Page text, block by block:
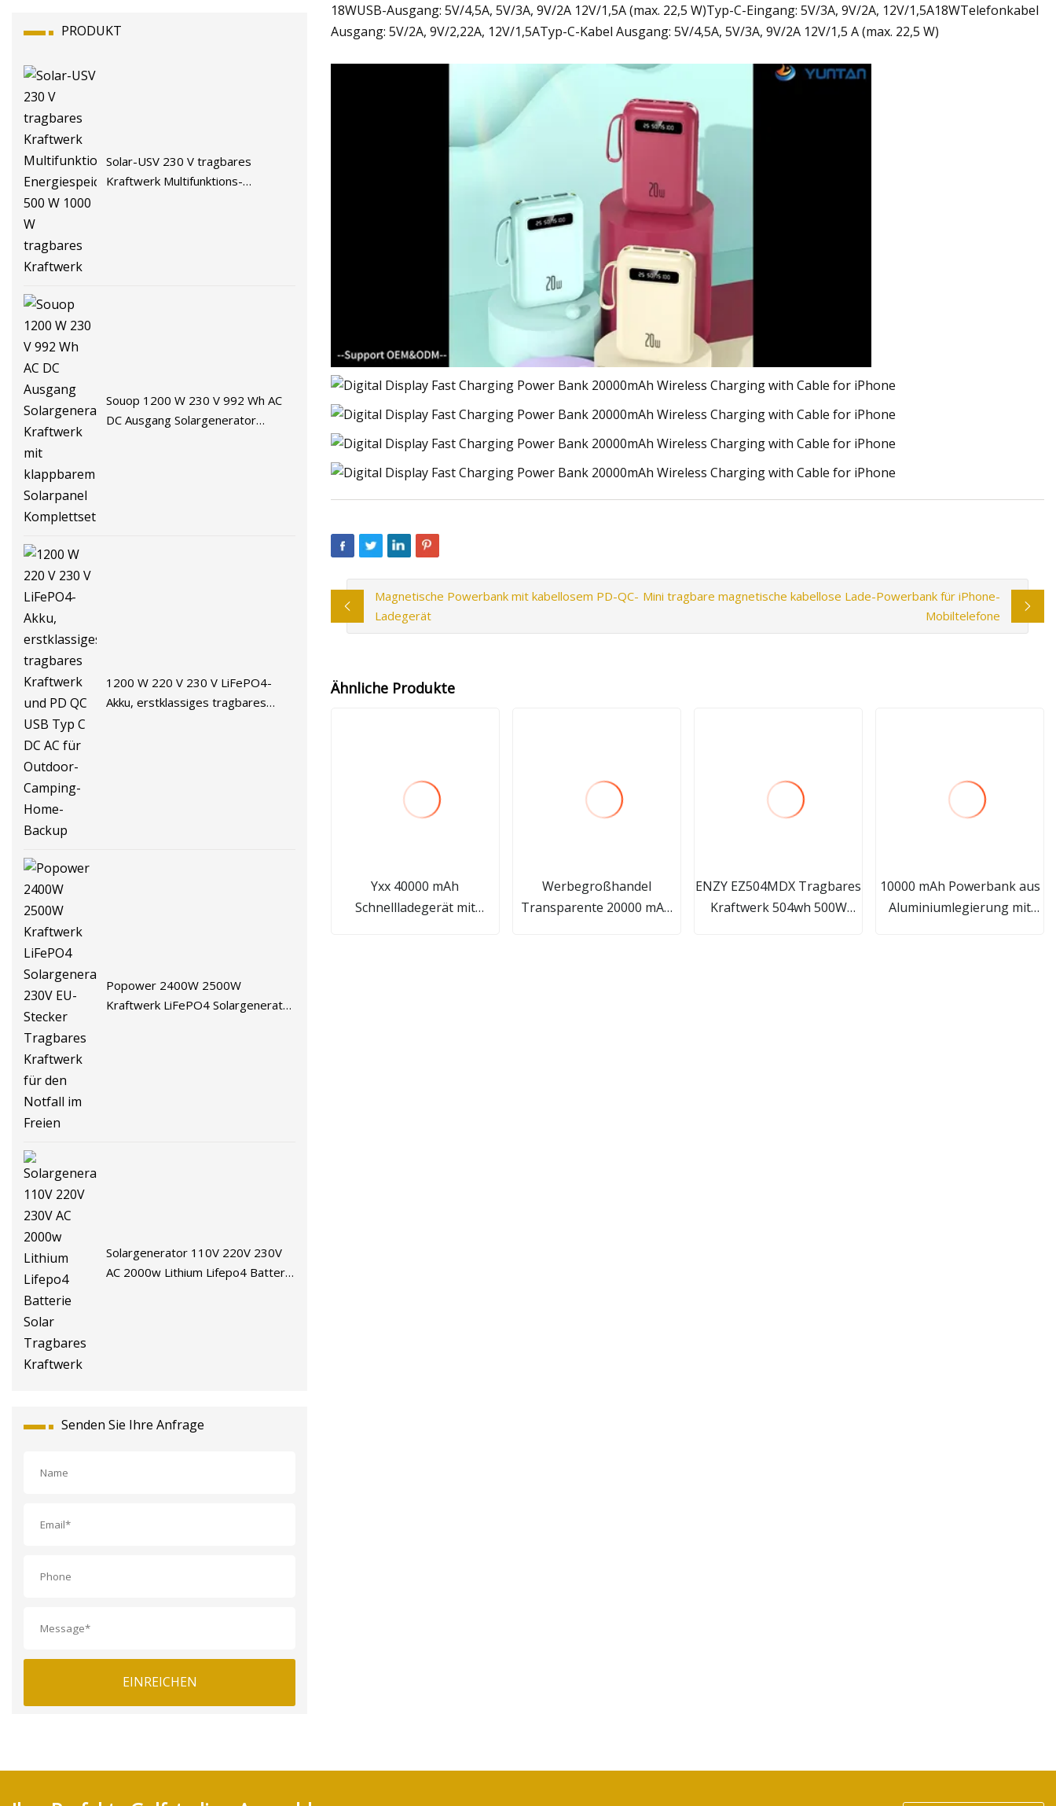
PRODUKT
Solar-USV 230 V tragbares
Kraftwerk Multifunktions-
Souop 1200 W 230 V 992 Wh AC
DC Ausgang Solargenerator
1200 W 220 V 230 V LiFePO4-
Akku, erstklassiges tragbares
Popower 2400W 2500W
Kraftwerk LiFePO4 Solargenerator
Solargenerator 110V 220V 230V
AC 2000w Lithium Lifepo4 Batterie
Senden Sie Ihre Anfrage
EINREICHEN
18WUSB-Ausgang: 5V/4,5A, 5V/3A, 9V/2A 12V/1,5A (max. 22,5 W)Typ-C-Eingang: 5V/3A, 9V/2A, 12V/1,5A18WTelefonkabel
Ausgang: 5V/2A, 9V/2,22A, 12V/1,5ATyp-C-Kabel Ausgang: 5V/4,5A, 5V/3A, 9V/2A 12V/1,5 A (max. 22,5 W)
Magnetische Powerbank mit kabellosem PD-QC-
Ladegerät
Mini tragbare magnetische kabellose Lade-Powerbank für iPhone-
Mobiltelefone
Ähnliche Produkte
Yxx 40000 mAh
Schnellladegerät mit
Werbegroßhandel
Transparente 20000 mAh
ENZY EZ504MDX Tragbares
Kraftwerk 504wh 500W
10000 mAh Powerbank aus
Aluminiumlegierung mit